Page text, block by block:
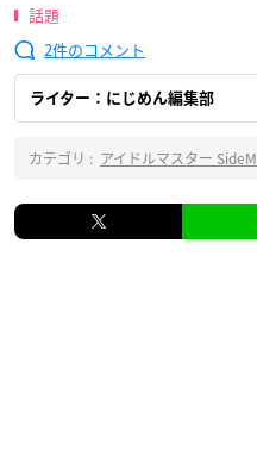
話題
2
ライター：にじめん編集部
カテゴリ : アイドルマスター SideM